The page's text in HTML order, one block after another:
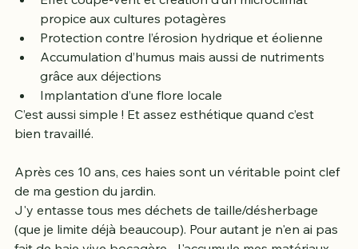
Constitution d’une haie vive peu ou pas coûteuse
Effet coupe-vent et création d’un microclimat
propice aux cultures potagères
Protection contre l’érosion hydrique et éolienne
Accumulation d’humus mais aussi de nutriments
grâce aux déjections
Implantation d’une flore locale
C’est aussi simple ! Et assez esthétique quand c’est
Après ces 10 ans, ces haies sont un véritable point clef
de ma gestion du jardin.
J'y entasse tous mes déchets de taille/désherbage